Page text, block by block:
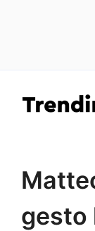
contenuto
gesto